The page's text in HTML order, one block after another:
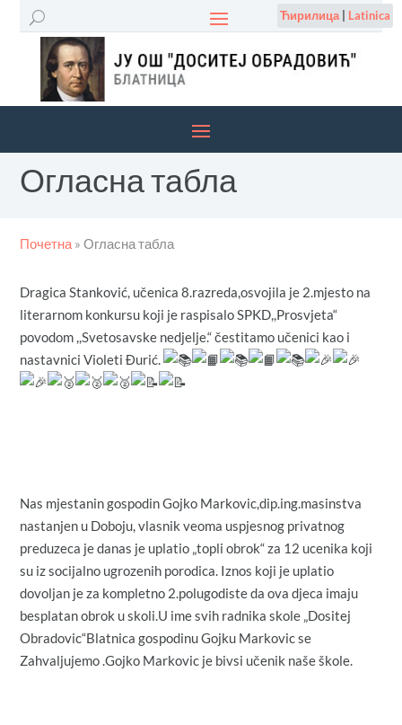
Ћирилица| Latinica
Огласна табла
Почетна »Огласна табла
Dragica Stanković, učenica 8.razreda,osvojila je 2.mjesto na
literarnom konkursu koji je raspisalo SPKD,,Prosvjeta“
povodom ,,Svetosavske nedjelje.“ čestitamo učenici kao i
nastavnici Violeti Đurić.
Nas mjestanin gospodin Gojko Markovic,dip.ing.masinstva
nastanjen u Doboju, vlasnik veoma uspjesnog privatnog
preduzeca je danas je uplatio „topli obrok“ za 12 ucenika koji
su iz socijalno ugrozenih porodica. Iznos koji je uplatio
dovoljan je za kompletno 2.polugodiste da ova djeca imaju
besplatan obrok u skoli.U ime svih radnika skole „Dositej
Obradovic“Blatnica gospodinu Gojku Markovic se
Zahvaljujemo .Gojko Markovic je bivsi učenik naše škole.